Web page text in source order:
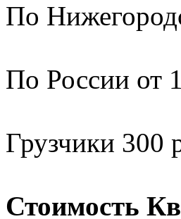
По
По России от
Грузчики 300
Стоимость